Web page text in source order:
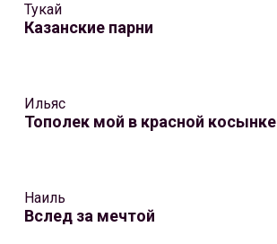
Тукай
Казанские парни
Ильяс
Тополек мой в красной косынке
Наиль
Вслед за мечтой